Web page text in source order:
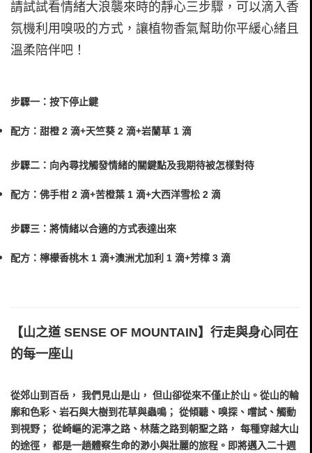
請試試看情緒大浪襲來時的靜心三步驟，可以滴入香
氛機利用嗅吸的方式，讓植物香氣幫助你平緩心緒且
溫柔陪伴吧！
步驟一：按下停止鍵
配方：甜橙 2 滴+天竺葵 2 滴+岩蘭草 1 滴
步驟二：向內尋找觸發情緒的關鍵點及我期待被怎樣對待
配方：佛手柑 2 滴+苦橙葉 1 滴+大西洋雪松 2 滴
步驟三：將情緒以合適的方式表達出來
配方：檸檬香桃木 1 滴+澳洲尤加利 1 滴+芳樟 3 滴
【山之道 SENSE OF MOUNTAIN】行走與身心同在
的每一座山
從郊⼭到百岳， 我們⾒⼭是⼭， 但⼭卻從來不僅⽌於⼭。從⼭的輪
廓和⾊彩、岩⽯與⼤樹到花草與蟲鳴； 從傾聽、嗅探、嚐試、觸動
到視野； 從崎嶇的泥濘之路、林蔭之路到朝聖之路， 每種穿越⼤⼭
的途徑， 都是⼀趟體察⽣命的渺⼩與壯麗的旅程。即將邁⼊⼆⼗週